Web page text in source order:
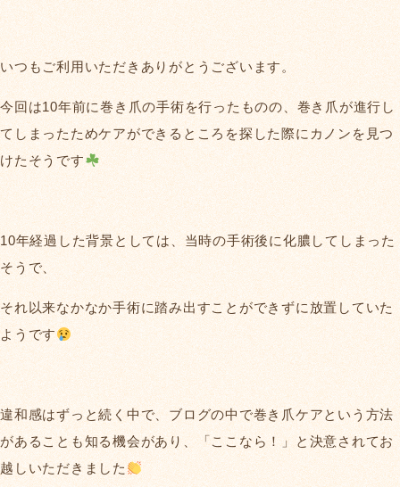
いつもご利用いただきありがとうございます。
今回は10年前に巻き爪の手術を行ったものの、巻き爪が進行し
てしまったためケアができるところを探した際にカノンを見つ
けたそうです
10年経過した背景としては、当時の手術後に化膿してしまった
そうで、
それ以来なかなか手術に踏み出すことができずに放置していた
ようです
違和感はずっと続く中で、ブログの中で巻き爪ケアという方法
があることも知る機会があり、「ここなら！」と決意されてお
越しいただきました